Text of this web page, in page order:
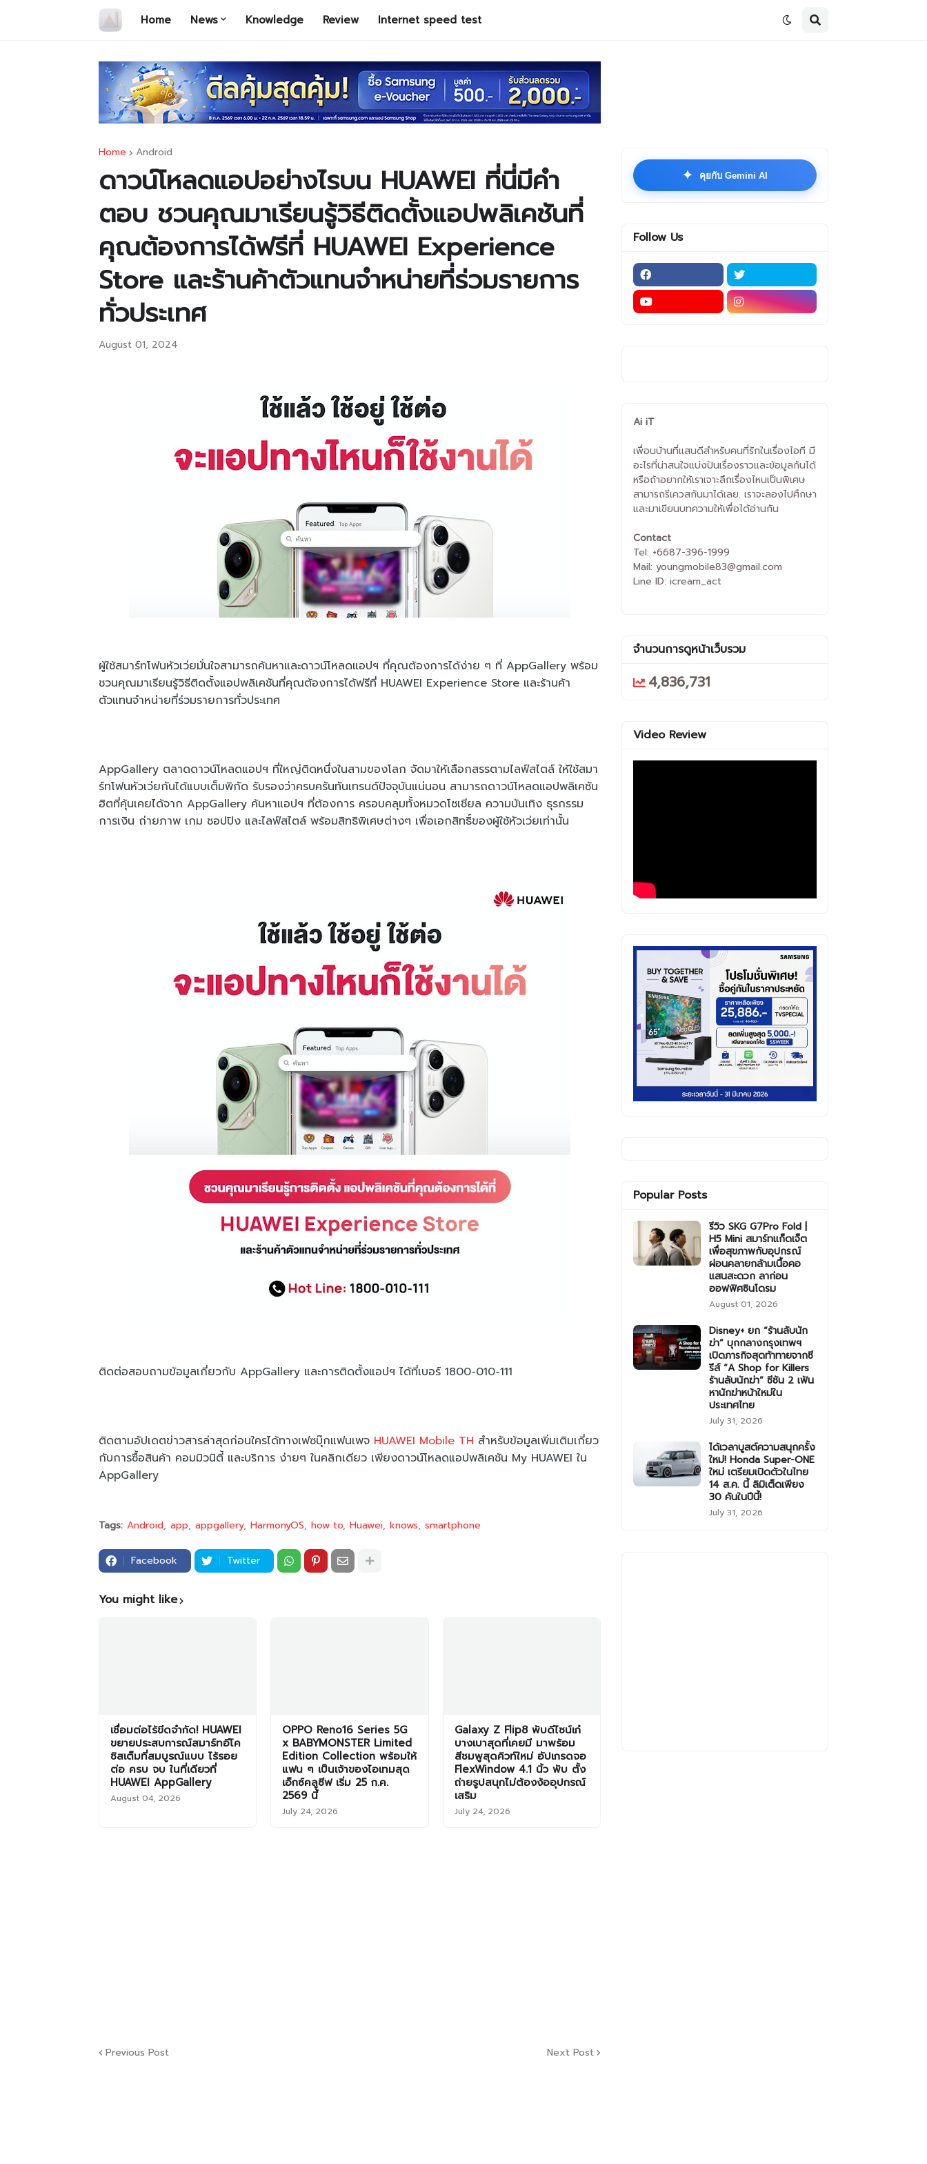
Home News Knowledge Review Internet speed test
Home Android
ดาวน์โหลดแอปอย่างไรบน HUAWEI ที่นี่มีคำ
ตอบ ชวนคุณมาเรียนรู้วิธีติดตั้งแอปพลิเคชันที่
คุณต้องการได้ฟรีที่ HUAWEI Experience
Store และร้านค้าตัวแทนจำหน่ายที่ร่วมรายการ
ทั่วประเทศ
August 01, 2024
ผู้ใช้สมาร์ทโฟนหัวเว่ยมั่นใจสามารถค้นหาและดาวน์โหลดแอปฯ ที่คุณต้องการได้ง่าย ๆ ที่ AppGallery พร้อม
ชวนคุณมาเรียนรู้วิธีติดตั้งแอปพลิเคชันที่คุณต้องการได้ฟรีที่ HUAWEI Experience Store และร้านค้า
ตัวแทนจำหน่ายที่ร่วมรายการทั่วประเทศ
AppGallery ตลาดดาวน์โหลดแอปฯ ที่ใหญ่ติดหนึ่งในสามของโลก จัดมาให้เลือกสรรตามไลฟ์สไตล์ ให้ใช้สมา
ร์ทโฟนหัวเว่ยกันได้แบบเต็มพิกัด รับรองว่าครบครันทันเทรนด์ปัจจุบันแน่นอน สามารถดาวน์โหลดแอปพลิเคชัน
ฮิตที่คุ้นเคยได้จาก AppGallery ค้นหาแอปฯ ที่ต้องการ ครอบคลุมทั้งหมวดโซเชียล ความบันเทิง ธุรกรรม
การเงิน ถ่ายภาพ เกม ชอปปิง และไลฟ์สไตล์ พร้อมสิทธิพิเศษต่างๆ เพื่อเอกสิทธิ์ของผู้ใช้หัวเว่ยเท่านั้น
ติดต่อสอบถามข้อมูลเกี่ยวกับ AppGallery และการติดตั้งแอปฯ ได้ที่เบอร์ 1800-010-111
ติดตามอัปเดตข่าวสารล่าสุดก่อนใครได้ทางเฟซบุ๊กแฟนเพจ HUAWEI Mobile TH สำหรับข้อมูลเพิ่มเติมเกี่ยว
กับการซื้อสินค้า คอมมิวนิตี้ และบริการ ง่ายๆ ในคลิกเดียว เพียงดาวน์โหลดแอปพลิเคชัน My HUAWEI ใน
AppGallery
Tags: Android app appgallery HarmonyOS how to Huawei knows smartphone
Facebook Twitter
You might like
เชื่อมต่อไร้ขีดจำกัด! HUAWEI
ขยายประสบการณ์สมาร์ทอีโค
ซิสเต็มที่สมบูรณ์แบบ ไร้รอย
ต่อ ครบ จบ ในที่เดียวที่
HUAWEI AppGallery
August 04, 2026
OPPO Reno16 Series 5G
x BABYMONSTER Limited
Edition Collection พร้อมให้
แฟน ๆ เป็นเจ้าของไอเทมสุด
เอ็กซ์คลูซีฟ เริ่ม 25 ก.ค.
2569 นี้
July 24, 2026
Galaxy Z Flip8 พับดีไซน์เก๋
บางเบาสุดที่เคยมี มาพร้อม
สีชมพูสุดคิวท์ใหม่ อัปเกรดจอ
FlexWindow 4.1 นิ้ว พับ ตั้ง
ถ่ายรูปสนุกไม่ต้องง้ออุปกรณ์
เสริม
July 24, 2026
Previous Post Next Post
✦ คุยกับ Gemini AI
Follow Us
Ai iT
เพื่อนบ้านที่แสนดีสำหรับคนที่รักในเรื่องไอที มี
อะไรที่น่าสนใจแบ่งปันเรื่องราวและข้อมูลกันได้
หรือถ้าอยากให้เราเจาะลึกเรื่องไหนเป็นพิเศษ
สามารถรีเควสกันมาได้เลย. เราจะลองไปศึกษา
และมาเขียนบทความให้เพื่อได้อ่านกัน
Contact
Tel: +6687-396-1999
Mail: youngmobile83@gmail.com
Line ID: icream_act
จำนวนการดูหน้าเว็บรวม
4,836,731
Video Review
Popular Posts
รีวิว SKG G7Pro Fold |
H5 Mini สมาร์ทแก็ดเจ็ต
เพื่อสุขภาพกับอุปกรณ์
ผ่อนคลายกล้ามเนื้อคอ
แสนสะดวก ลาก่อน
ออฟฟิศซินโดรม
August 01, 2026
Disney+ ยก “ร้านลับนัก
ฆ่า” บุกกลางกรุงเทพฯ
เปิดภารกิจสุดท้าทายจากซี
รีส์ “A Shop for Killers
ร้านลับนักฆ่า” ซีซัน 2 เฟ้น
หานักฆ่าหน้าใหม่ใน
ประเทศไทย
July 31, 2026
ได้เวลาบูสต์ความสนุกครั้ง
ใหม่! Honda Super-ONE
ใหม่ เตรียมเปิดตัวในไทย
14 ส.ค. นี้ ลิมิเต็ดเพียง
30 คันในปีนี้!
July 31, 2026